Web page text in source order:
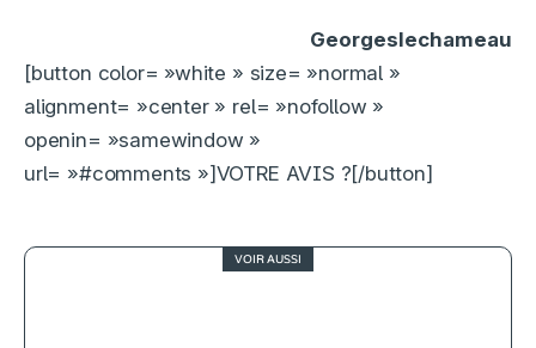
Georgeslechameau
[button color= »white » size= »normal »
alignment= »center » rel= »nofollow »
openin= »samewindow »
url= »#comments »]VOTRE AVIS ?[/button]
VOIR AUSSI